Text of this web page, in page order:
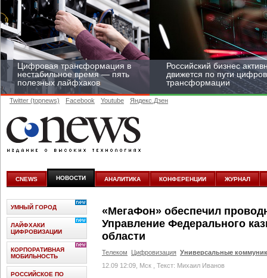
Цифровая трансформация в
нестабильное время — пять
полезных лайфхаков
Российский бизнес
движется по пути
трансформации
цифровизироваться со
скоростью крупных
корпораций
Twitter (topnews) Facebook Youtube Яндекс.Дзен
CNEWS НОВОСТИ АНАЛИТИКА КОНФЕРЕНЦИИ ЖУРНАЛ
«МегаФон» обеспечил
Управление Федерального
области
Телеком Цифровизация Универсальные
12.09 12:09, Мск , Текст: Михаил Иванов
УМНЫЙ ГОРОД
ЛАЙФХАКИ
ЦИФРОВИЗАЦИИ
КОРПОРАТИВНАЯ
МОБИЛЬНОСТЬ
РОССИЙСКОЕ ПО